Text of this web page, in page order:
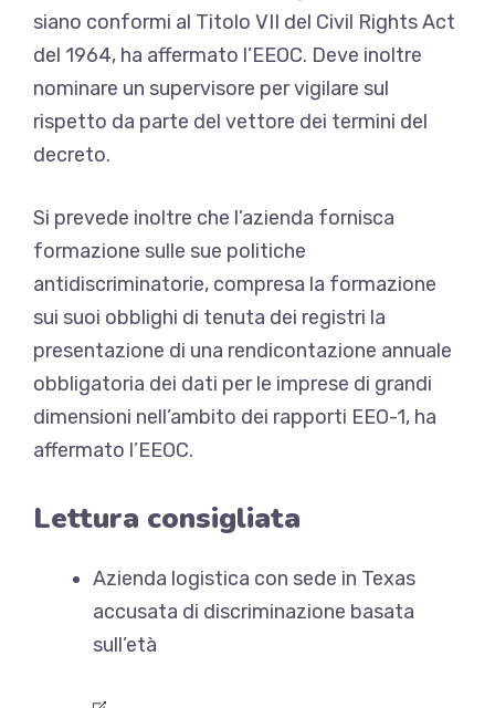
siano conformi al Titolo VII del Civil Rights Act
del 1964, ha affermato l’EEOC. Deve inoltre
nominare un supervisore per vigilare sul
rispetto da parte del vettore dei termini del
decreto.
Si prevede inoltre che l’azienda fornisca
formazione sulle sue politiche
antidiscriminatorie, compresa la formazione
sui suoi obblighi di tenuta dei registri la
presentazione di una rendicontazione annuale
obbligatoria dei dati per le imprese di grandi
dimensioni nell’ambito dei rapporti EEO-1, ha
affermato l’EEOC.
Lettura consigliata
Azienda logistica con sede in Texas
accusata di discriminazione basata
sull’età